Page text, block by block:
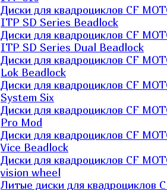
Диски для квадроциклов CF
ITP SD Series Beadlock
Диски для квадроциклов CF
ITP SD Series Dual Beadlock
Диски для квадроциклов CF
Lok Beadlock
Диски для квадроциклов CF
System Six
Диски для квадроциклов CF
Pro Mod
Диски для квадроциклов CF
Vice Beadlock
Диски для квадроциклов CF
vision wheel
Литые диски для квадроциклов